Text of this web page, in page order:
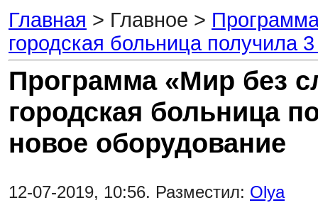
Главная > Главное >
городская больница получила
Программа «Мир без
городская больница
новое оборудование
12-07-2019, 10:56. Разместил: Olya